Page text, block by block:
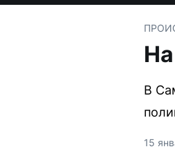
В
15